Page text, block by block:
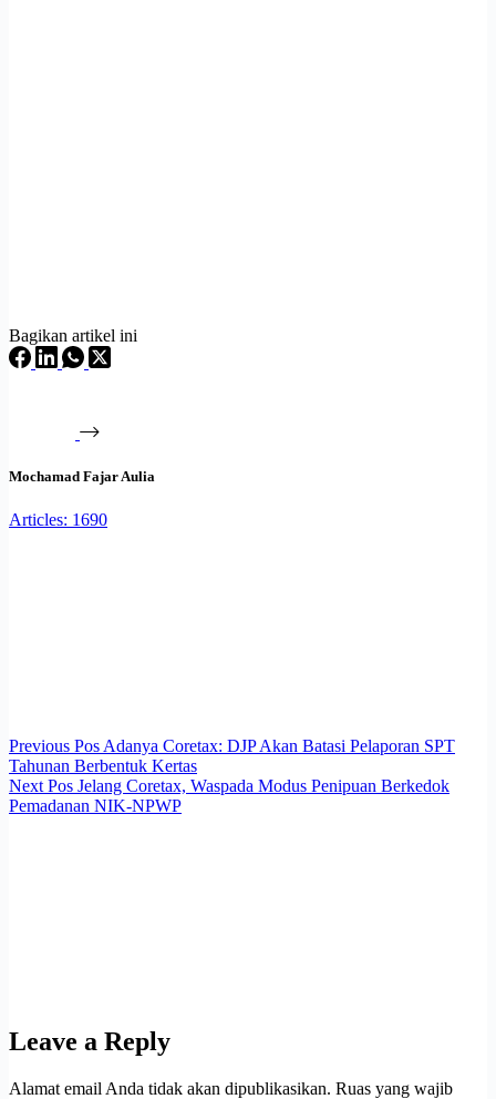
Bagikan artikel ini
Mochamad Fajar Aulia
Articles: 1690
Previous Pos Adanya Coretax: DJP Akan Batasi Pelaporan SPT
Tahunan Berbentuk Kertas
Next Pos Jelang Coretax, Waspada Modus Penipuan Berkedok
Pemadanan NIK-NPWP
Leave a Reply
Alamat email Anda tidak akan dipublikasikan. Ruas yang wajib